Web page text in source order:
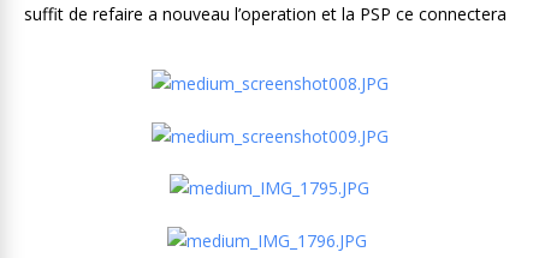
suffit de refaire a nouveau l’operation et la PSP ce connectera